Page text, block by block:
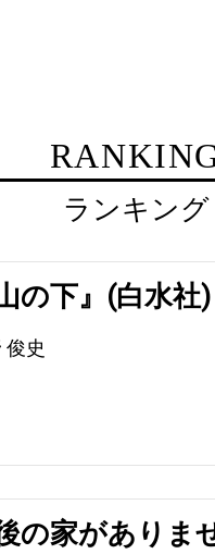
ランキング
の下』(白水社)
俊史
後の家があり